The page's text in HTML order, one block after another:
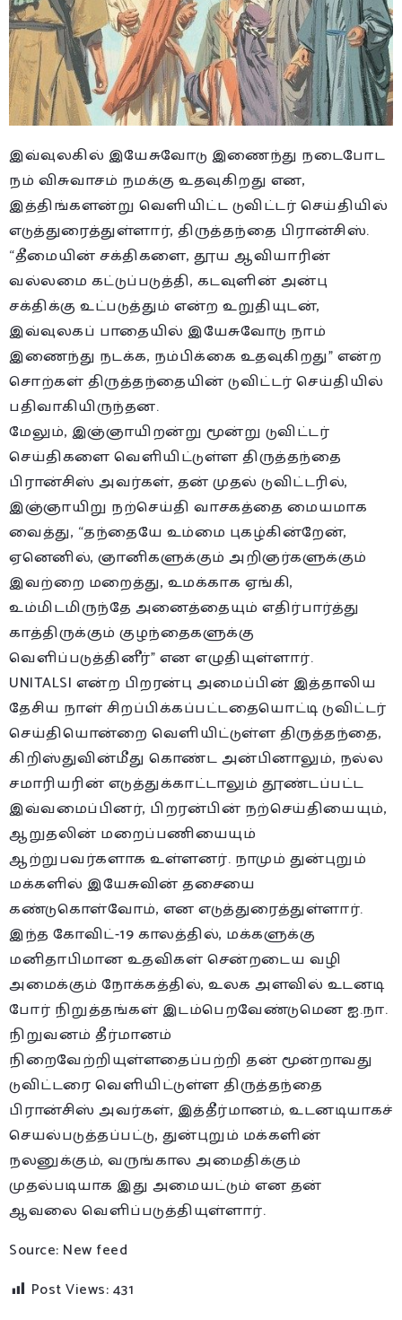
இவ்வுலகில் இயேசுவோடு இணைந்து நடைபோட
நம் விசுவாசம் நமக்கு உதவுகிறது என,
இத்திங்களன்று வெளியிட்ட டுவிட்டர் செய்தியில்
எடுத்துரைத்துள்ளார், திருத்தந்தை பிரான்சிஸ்.
“தீமையின் சக்திகளை, தூய ஆவியாரின்
வல்லமை கட்டுப்படுத்தி, கடவுளின் அன்பு
சக்திக்கு உட்படுத்தும் என்ற உறுதியுடன்,
இவ்வுலகப் பாதையில் இயேசுவோடு நாம்
இணைந்து நடக்க, நம்பிக்கை உதவுகிறது” என்ற
சொற்கள் திருத்தந்தையின் டுவிட்டர் செய்தியில்
பதிவாகியிருந்தன.
மேலும், இஞ்ஞாயிறன்று மூன்று டுவிட்டர்
செய்திகளை வெளியிட்டுள்ள திருத்தந்தை
பிரான்சிஸ் அவர்கள், தன் முதல் டுவிட்டரில்,
இஞ்ஞாயிறு நற்செய்தி வாசகத்தை மையமாக
வைத்து, “தந்தையே உம்மை புகழ்கின்றேன்,
ஏனெனில், ஞானிகளுக்கும் அறிஞர்களுக்கும்
இவற்றை மறைத்து, உமக்காக ஏங்கி,
உம்மிடமிருந்தே அனைத்தையும் எதிர்பார்த்து
காத்திருக்கும் குழந்தைகளுக்கு
வெளிப்படுத்தினீர்” என எழுதியுள்ளார்.
UNITALSI என்ற பிறரன்பு அமைப்பின் இத்தாலிய
தேசிய நாள் சிறப்பிக்கப்பட்டதையொட்டி டுவிட்டர்
செய்தியொன்றை வெளியிட்டுள்ள திருத்தந்தை,
கிறிஸ்துவின்மீது கொண்ட அன்பினாலும், நல்ல
சமாரியரின் எடுத்துக்காட்டாலும் தூண்டப்பட்ட
இவ்வமைப்பினர், பிறரன்பின் நற்செய்தியையும்,
ஆறுதலின் மறைப்பணியையும்
ஆற்றுபவர்களாக உள்ளனர். நாமும் துன்புறும்
மக்களில் இயேசுவின் தசையை
கண்டுகொள்வோம், என எடுத்துரைத்துள்ளார்.
இந்த கோவிட்-19 காலத்தில், மக்களுக்கு
மனிதாபிமான உதவிகள் சென்றடைய வழி
அமைக்கும் நோக்கத்தில், உலக அளவில் உடனடி
போர் நிறுத்தங்கள் இடம்பெறவேண்டுமென ஐ.நா.
நிறுவனம் தீர்மானம்
நிறைவேற்றியுள்ளதைப்பற்றி தன் மூன்றாவது
டுவிட்டரை வெளியிட்டுள்ள திருத்தந்தை
பிரான்சிஸ் அவர்கள், இத்தீர்மானம், உடனடியாகச்
செயல்படுத்தப்பட்டு, துன்புறும் மக்களின்
நலனுக்கும், வருங்கால அமைதிக்கும்
முதல்படியாக இது அமையட்டும் என தன்
ஆவலை வெளிப்படுத்தியுள்ளார்.
Source: New feed
Post Views:431